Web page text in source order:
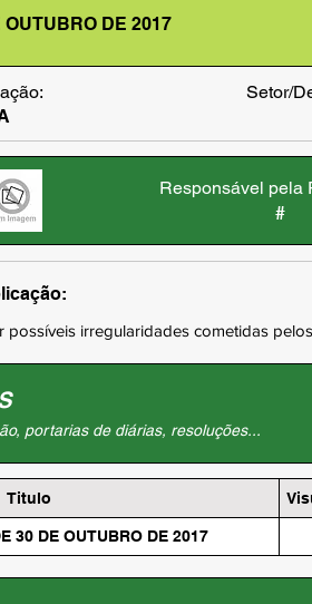
OUTUBRO DE 2017
Setor/
Responsável pela
#
irregularidades cometidas
portarias de diárias, resoluções...
Titulo
30 DE OUTUBRO DE 2017